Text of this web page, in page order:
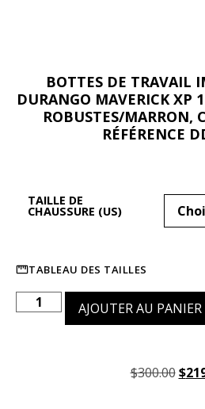
BOTTES DE TRAVAIL
DURANGO MAVERICK XP
ROBUSTES/MARRON,
RÉFÉRENCE
TAILLE DE
CHAUSSURE (US)
TABLEAU DES TAILLES
AJOUTER AU PANIER
$300.00 $